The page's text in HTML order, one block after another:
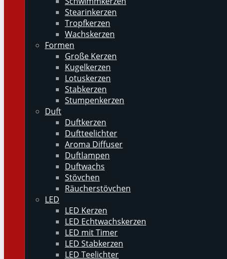
Stearinkerzen
Tropfkerzen
Wachskerzen
Formen
Große Kerzen
Kugelkerzen
Lotuskerzen
Stabkerzen
Stumpenkerzen
Duft
Duftkerzen
Duftteelichter
Aroma Diffuser
Duftlampen
Duftwachs
Stövchen
Räucherstövchen
LED
LED Kerzen
LED Echtwachskerzen
LED mit Timer
LED Stabkerzen
LED Teelichter